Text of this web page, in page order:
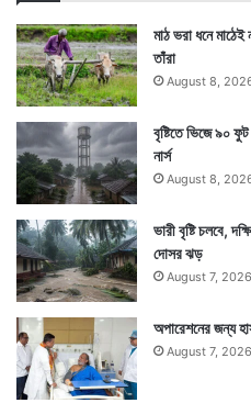
মাঠ ভরা ধনে
তাঁরা
August 8,
বৃষ্টিতে ভিজে ৯০
নার্স
August 8,
ভারী বৃষ্টি চলবে,
দোসর ঝড়
August 7, 2026
অপারেশনের জন্য
August 7, 2026